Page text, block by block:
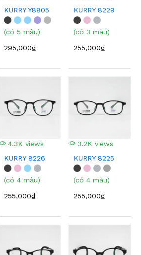
KURRY Y8805
(có 5 màu)
295,000₫
KURRY 8229
(có 3 màu)
255,000₫
4.3K views
KURRY 8226
(có 4 màu)
255,000₫
3.2K views
KURRY 8225
(có 4 màu)
255,000₫